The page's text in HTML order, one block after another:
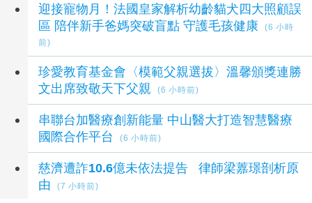
迎接寵物月！法國皇家解析幼齡貓犬四大照顧誤
區 陪伴新手爸媽突破盲點 守護毛孩健康
(6 小時
前)
珍愛教育基金會〈模範父親選拔〉溫馨頒獎連勝
文出席致敬天下父親
(6 小時前)
串聯台加醫療創新能量 中山醫大打造智慧醫療
國際合作平台
(6 小時前)
慈濟遭詐10.6億未依法提告 律師梁䕒璟剖析原
由
(7 小時前)